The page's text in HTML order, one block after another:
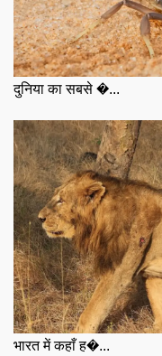
दुनिया का सबसे �...
भारत में कहाँ ह�...